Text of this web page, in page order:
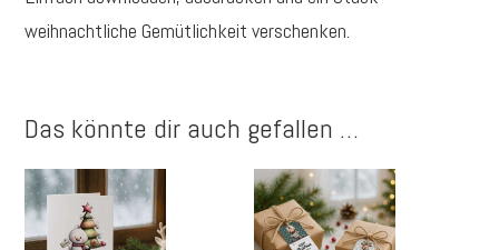
weihnachtliche Gemütlichkeit verschenken.
Das könnte dir auch gefallen …